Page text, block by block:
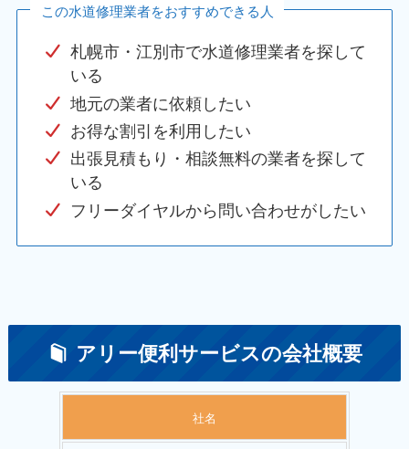
この水道修理業者をおすすめできる人
札幌市・江別市で水道修理業者を探して
いる
地元の業者に依頼したい
お得な割引を利用したい
出張見積もり・相談無料の業者を探して
いる
フリーダイヤルから問い合わせがしたい
アリー便利サービスの会社概要
社名